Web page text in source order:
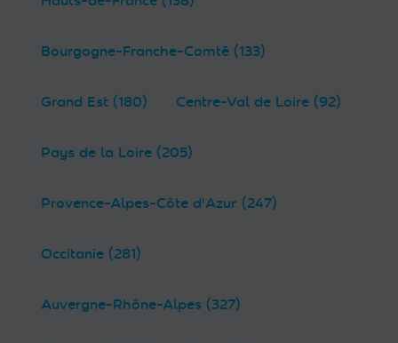
Bourgogne-Franche-Comté (133)
Grand Est (180) Centre-Val de Loire (92)
Pays de la Loire (205)
Provence-Alpes-Côte d'Azur (247)
Occitanie (281)
Auvergne-Rhône-Alpes (327)